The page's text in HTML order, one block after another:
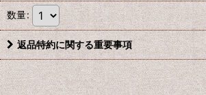
数量:
返品特約に関する重要事項